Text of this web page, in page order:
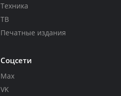
Техника
ТВ
Печатные издания
Соцсети
Max
VK